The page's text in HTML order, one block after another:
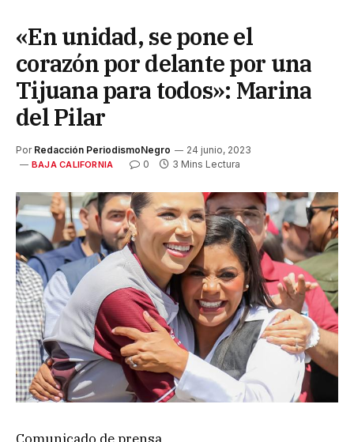
«En unidad, se pone el
corazón por delante por una
Tijuana para todos»: Marina
del Pilar
Por Redacción PeriodismoNegro 24 junio, 2023
BAJA CALIFORNIA 0 3 Mins Lectura